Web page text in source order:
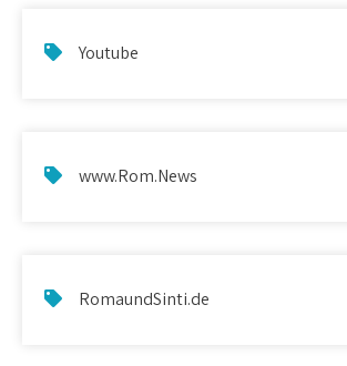
Youtube
www.Rom.News
RomaundSinti.de